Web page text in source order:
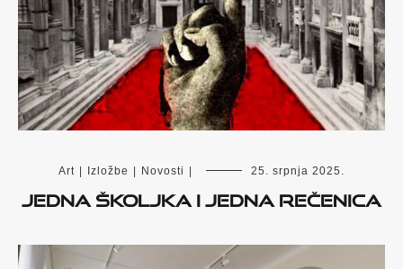
Art Izložbe Novosti 25. srpnja 2025.
Jedna školjka i jedna rečenica